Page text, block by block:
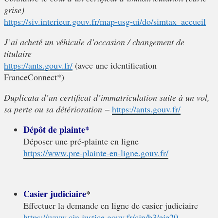
grise)
https://siv.interieur.gouv.fr/map-usg-ui/do/simtax_accueil
J’ai acheté un véhicule d’occasion / changement de
titulaire
https://ants.gouv.fr/ (avec une identification
FranceConnect*)
Duplicata d’un certificat d’immatriculation suite à un vol,
sa perte ou sa détérioration – https://ants.gouv.fr/
Dépôt de plainte*
Déposer une pré-plainte en ligne
https://www.pre-plainte-en-ligne.gouv.fr/
Casier judiciaire*
Effectuer la demande en ligne de casier judiciaire